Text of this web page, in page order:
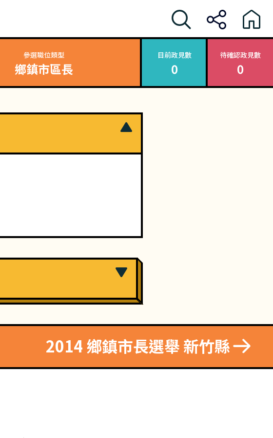
參選職位類型
鄉鎮市區長
目前政見數
0
待確認政見數
0
2014 鄉鎮市長選舉 新竹縣